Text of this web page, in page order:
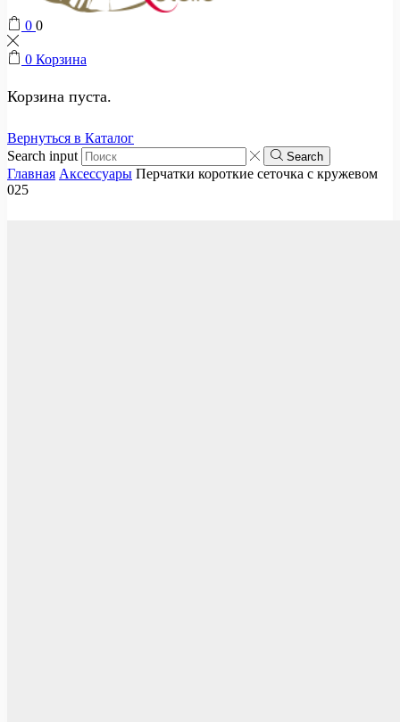
0 0
0 Корзина
Корзина пуста.
Вернуться в Каталог
Search input
Search
Главная Аксессуары Перчатки короткие сеточка с кружевом
025